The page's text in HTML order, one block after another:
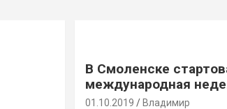
В Смоленске
международная
01.10.2019 Владимир